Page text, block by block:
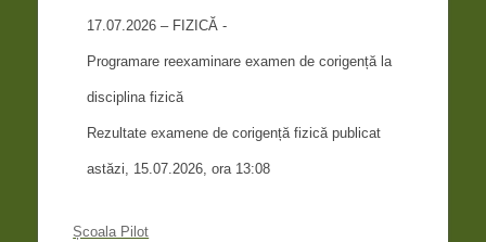
17.07.2026 – FIZICĂ -
Programare reexaminare examen de corigență la
disciplina fizică
Rezultate examene de corigență fizică publicat
astăzi, 15.07.2026, ora 13:08
Școala Pilot